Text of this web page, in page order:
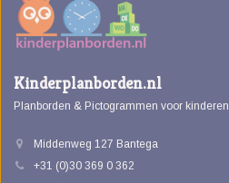
Kinderplanborden.nl
Planborden & Pictogrammen voor kinderen
Middenweg 127 Bantega
+31 (0)30 369 0 362